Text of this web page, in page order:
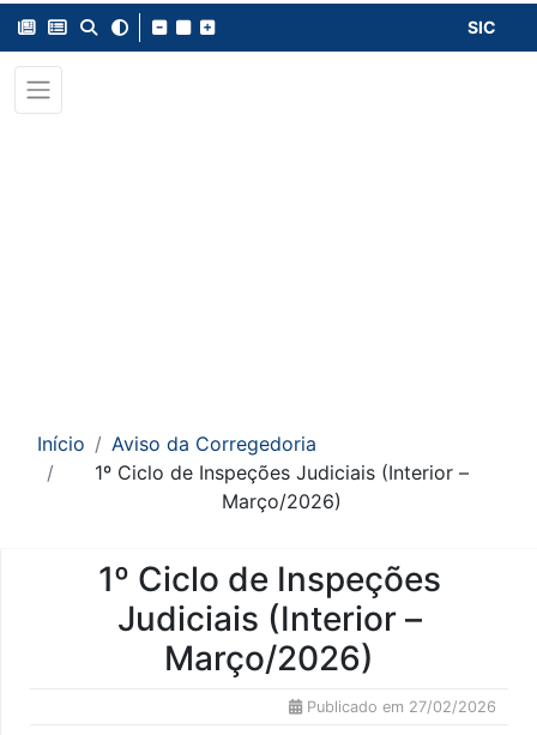
SIC
Início
Aviso da Corregedoria
1º Ciclo de Inspeções Judiciais (Interior –
Março/2026)
1º Ciclo de Inspeções
Judiciais (Interior –
Março/2026)
Publicado em 27/02/2026